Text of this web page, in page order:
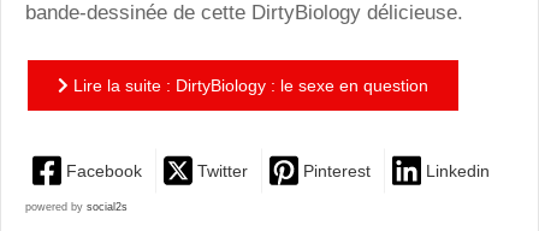
bande-dessinée de cette DirtyBiology délicieuse.
Lire la suite : DirtyBiology : le sexe en question
Facebook Twitter Pinterest Linkedin
powered by social2s